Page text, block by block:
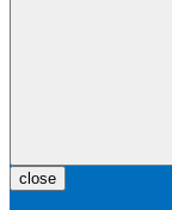
close